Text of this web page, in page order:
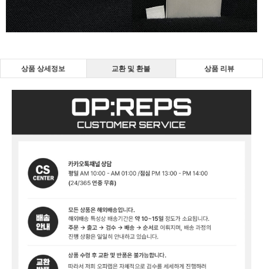
상품 상세정보 교환 및 환불 상품 리뷰